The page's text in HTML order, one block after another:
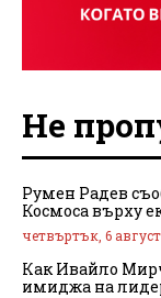
Не
Румен Радев
Космоса върху
четвъртък, 6
Как Ивайло
имиджа на